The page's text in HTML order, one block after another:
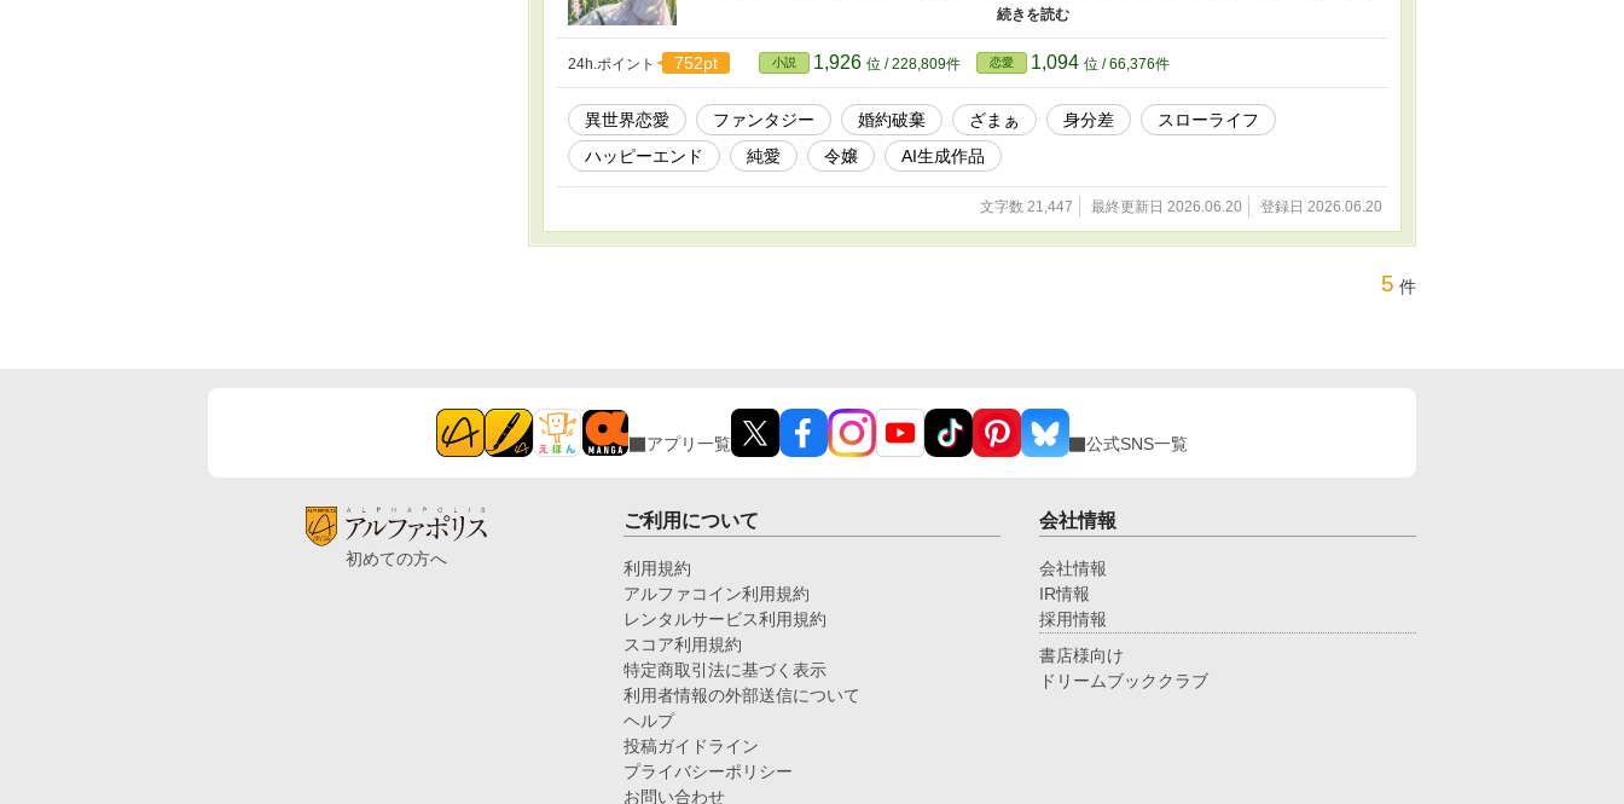
了条件が満たされ、感情と声を取り戻したエレンは、泣きすがる彼をきっぱりと拒絶する。 王都を去った
エレンは辺境の領地へ。 そこには温かい領民たちと、太陽の光、そして初めて味わう本物の自由が待って
いた。 自分を取り戻した元・氷の令嬢が歩む、心温まる辺境スローライフ開幕！
24h.ポイント 752pt 小説 1,926 位 / 228,809件 恋愛 1,094 位 / 66,376件
異世界恋愛 ファンタジー 婚約破棄 ざまぁ 身分差
スローライフ
ハッピーエンド
純愛 令嬢 AI生成作品
文字数 21,447 最終更新日 2026.06.20 登録日 2026.06.20
5 件
アプリ一覧 公式SNS一覧
初めての方へ
ご利用について
利用規約
アルファコイン利用規約
レンタルサービス利用規約
スコア利用規約
特定商取引法に基づく表示
利用者情報の外部送信について
ヘルプ
投稿ガイドライン
プライバシーポリシー
お問い合わせ
会社情報
会社情報
IR情報
採用情報
書店様向け
ドリームブッククラブ